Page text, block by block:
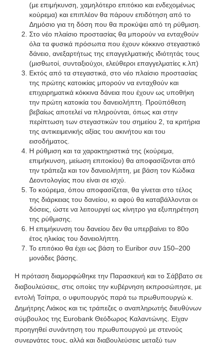
(με επιμήκυνση, χαμηλότερο επιτόκιο και ενδεχομένως
κούρεμα) και επιπλέον θα πάρουν επιδότηση από το
Δημόσιο για τη δόση που θα προκύψει από τη ρύθμιση.
Στο νέο πλαίσιο προστασίας θα μπορούν να ενταχθούν
όλα τα φυσικά πρόσωπα που έχουν κόκκινο στεγαστικό
δάνειο, ανεξαρτήτως της επαγγελματικής ιδιότητάς τους
(μισθωτοί, συνταξιούχοι, ελεύθεροι επαγγελματίες κ.λπ)
Εκτός από τα στεγαστικά, στο νέο πλαίσιο προστασίας
της πρώτης κατοικίας μπορούν να ενταχθούν και
επιχειρηματικά κόκκινα δάνεια που έχουν ως υποθήκη
την πρώτη κατοικία του δανειολήπτη. Προϋπόθεση
βεβαίως αποτελεί να πληρούνται, όπως και στην
περίπτωση των στεγαστικών του σημείου 2, τα κριτήρια
της αντικειμενικής αξίας του ακινήτου και του
εισοδήματος.
Η ρύθμιση και τα χαρακτηριστικά της (κούρεμα,
επιμήκυνση, μείωση επιτοκίου) θα αποφασίζονται από
την τράπεζα και τον δανειολήπτη, με βάση τον Κώδικα
Δεοντολογίας που είναι σε ισχύ.
Το κούρεμα, όπου αποφασίζεται, θα γίνεται στο τέλος
της διάρκειας του δανείου, κι αφού θα καταβάλλονται οι
δόσεις, ώστε να λειτουργεί ως κίνητρο για εξυπηρέτηση
της ρύθμισης.
Η επιμήκυνση του δανείου δεν θα υπερβαίνει το 80ο
έτος ηλικίας του δανειολήπτη.
Το επιτόκιο θα έχει ως βάση το Euribor συν 150–200
μονάδες βάσης.
Η πρόταση διαμορφώθηκε την Παρασκευή και το Σάββατο σε
διαβουλεύσεις, στις οποίες την κυβέρνηση εκπροσώπησε, με
εντολή Τσίπρα, ο υφυπουργός παρά τω πρωθυπουργώ κ.
Δημήτρης Λιάκος και τις τράπεζες ο αναπληρωτής διευθύνων
σύμβουλος της Eurobank Θεόδωρος Καλαντώνης. Είχαν
προηγηθεί συνάντηση του πρωθυπουργού με στενούς
συνεργάτες τους, αλλά και διαβουλεύσεις μεταξύ των